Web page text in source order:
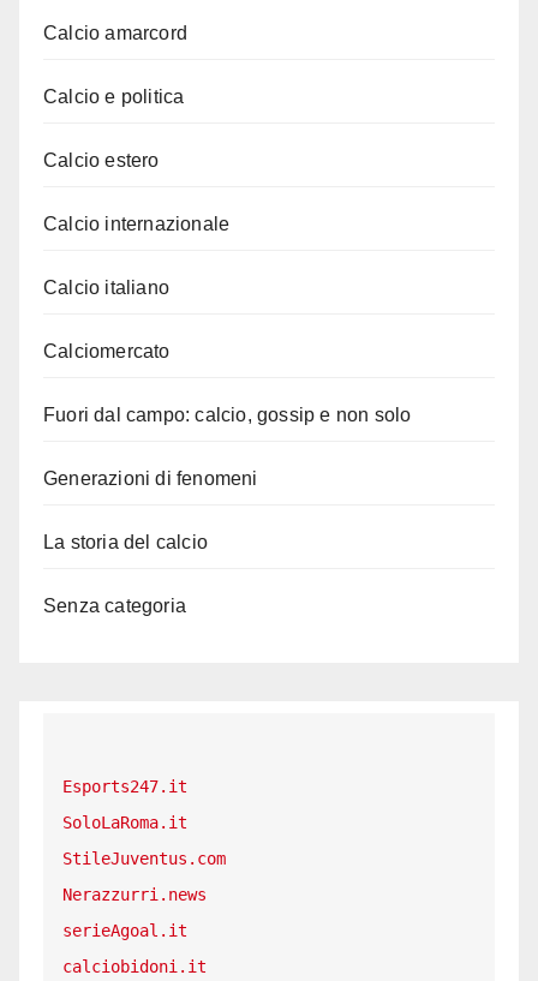
Calcio amarcord
Calcio e politica
Calcio estero
Calcio internazionale
Calcio italiano
Calciomercato
Fuori dal campo: calcio, gossip e non solo
Generazioni di fenomeni
La storia del calcio
Senza categoria
Esports247.it
SoloLaRoma.it
StileJuventus.com
Nerazzurri.news
serieAgoal.it
calciobidoni.it